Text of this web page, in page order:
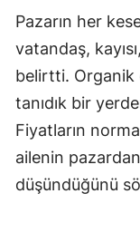
Pazarın her
vatandaş,
belirtti. Organik
tanıdık bir
Fiyatların
ailenin
düşündüğünü